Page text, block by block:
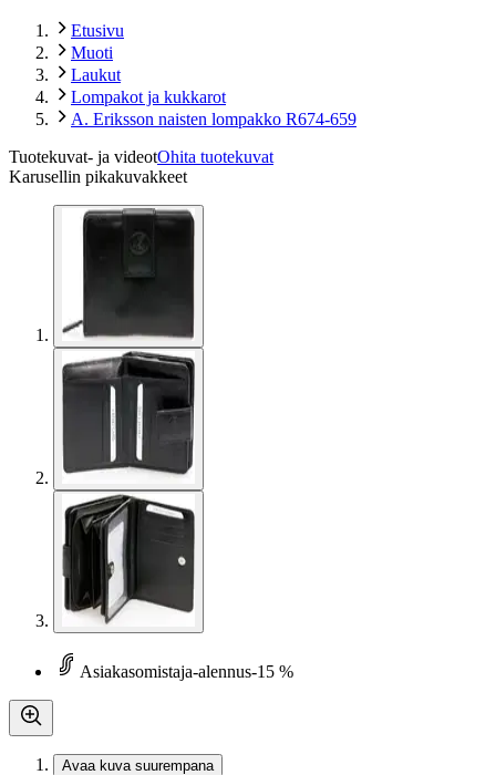
Etusivu
Muoti
Laukut
Lompakot ja kukkarot
A. Eriksson naisten lompakko R674-659
Tuotekuvat- ja videotOhita tuotekuvat
Karusellin pikakuvakkeet
Asiakasomistaja-alennus-15 %
Avaa kuva suurempana